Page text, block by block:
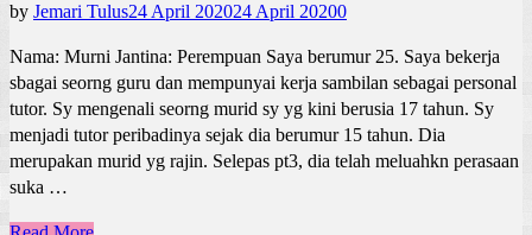
by Jemari Tulus24 April 202024 April 20200
Nama: Murni Jantina: Perempuan Saya berumur 25. Saya bekerja
sbagai seorng guru dan mempunyai kerja sambilan sebagai personal
tutor. Sy mengenali seorng murid sy yg kini berusia 17 tahun. Sy
menjadi tutor peribadinya sejak dia berumur 15 tahun. Dia
merupakan murid yg rajin. Selepas pt3, dia telah meluahkn perasaan
suka …